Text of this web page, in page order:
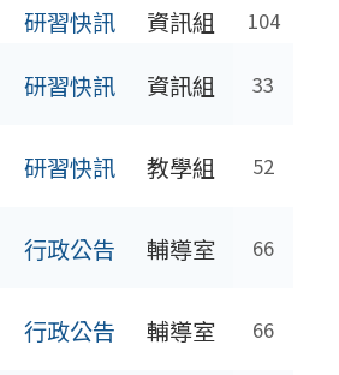
研習快訊 資訊組 104
研習快訊 資訊組 33
研習快訊 教學組 52
行政公告 輔導室 66
行政公告 輔導室 66